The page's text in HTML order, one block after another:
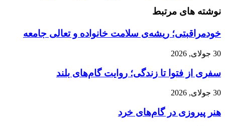
نوشته های مرتبط
خودمراقبتی؛ ریشه‌ی سلامت خانواده و تعالی جامعه
30 جولای, 2026
سفری از فتوا تا زندگی؛ روایت گام‌های بلند
30 جولای, 2026
هنر پیروزی در گام‌های خرد